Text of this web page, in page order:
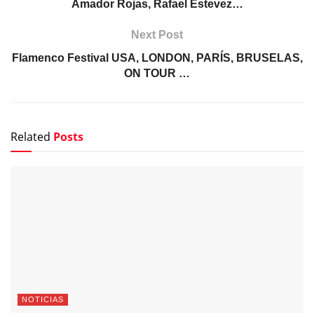
Amador Rojas, Rafael Estevez…
Next Post
Flamenco Festival USA, LONDON, PARÍS, BRUSELAS,
ON TOUR …
Related Posts
NOTICIAS